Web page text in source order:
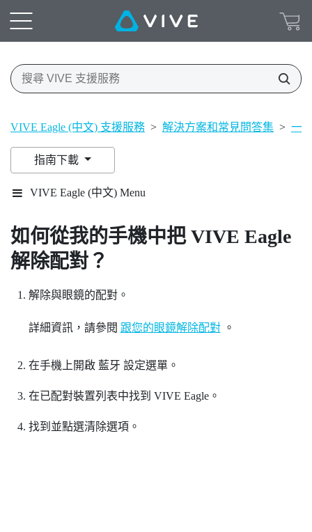
VIVE Eagle (中文) 支援服務 > 解決方案和常見問答集 > 一
指南下載
VIVE Eagle (中文) Menu
如何從我的手機中把VIVE Eagle
解除配對？
解除與眼鏡的配對。
詳細資訊，請參閱 跟您的眼鏡解除配對。
在手機上開啟 藍牙 設定選單。
在已配對裝置列表中找到 VIVE Eagle。
找到並點選清除選項。